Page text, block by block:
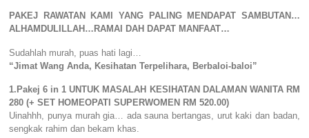
PAKEJ RAWATAN KAMI YANG PALING MENDAPAT SAMBUTAN…
ALHAMDULILLAH…RAMAI DAH DAPAT MANFAAT…
Sudahlah murah, puas hati lagi…
“Jimat Wang Anda, Kesihatan Terpelihara, Berbaloi-baloi”
1.Pakej 6 in 1 UNTUK MASALAH KESIHATAN DALAMAN WANITA RM
280 (+ SET HOMEOPATI SUPERWOMEN RM 520.00)
Uinahhh, punya murah gia… ada sauna bertangas, urut kaki dan badan,
sengkak rahim dan bekam khas.